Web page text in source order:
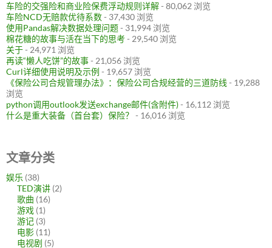
车险的交强险和商业险保费浮动规则详解- 80,062 浏览
车险NCD无赔款优待系数- 37,430 浏览
使用Pandas解决数据处理问题- 31,994 浏览
棉花糖的故事与活在当下的思考- 29,540 浏览
关于- 24,971 浏览
再读“懒人吃饼”的故事- 21,056 浏览
Curl详细使用说明及示例 - 19,657 浏览
《保险公司合规管理办法》：保险公司合规经营的三道防线 - 19,288
浏览
python调用outlook发送exchange邮件(含附件)- 16,112 浏览
什么是重大装备（首台套）保险？ - 16,016 浏览
文章分类
娱乐 (38)
TED演讲 (2)
歌曲 (16)
游戏 (1)
游记 (3)
电影 (11)
电视剧 (5)